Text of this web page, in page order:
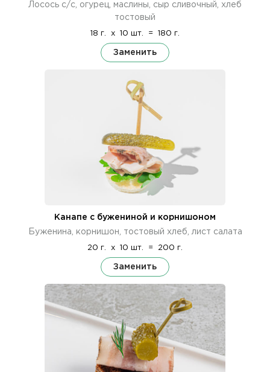
Лосось с/с, огурец, маслины, сыр сливочный, хлеб
тостовый
18 г. x 10 шт. = 180 г.
Заменить
Канапе с бужениной и корнишоном
Буженина, корнишон, тостовый хлеб, лист салата
20 г. x 10 шт. = 200 г.
Заменить